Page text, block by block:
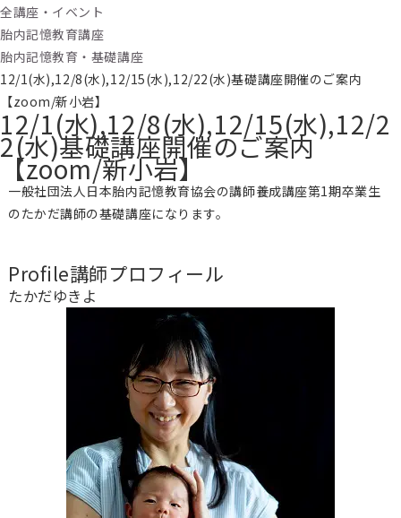
全講座・イベント
胎内記憶教育講座
胎内記憶教育・基礎講座
12/1(水),12/8(水),12/15(水),12/22(水)基礎講座開催のご案内
【zoom/新小岩】
12/1(水),12/8(水),12/15(水),12/2
2(水)基礎講座開催のご案内
【zoom/新小岩】
一般社団法人日本胎内記憶教育協会の講師養成講座第1期卒業生
のたかだ講師の基礎講座になります。
Profile講師プロフィール
たかだゆきよ